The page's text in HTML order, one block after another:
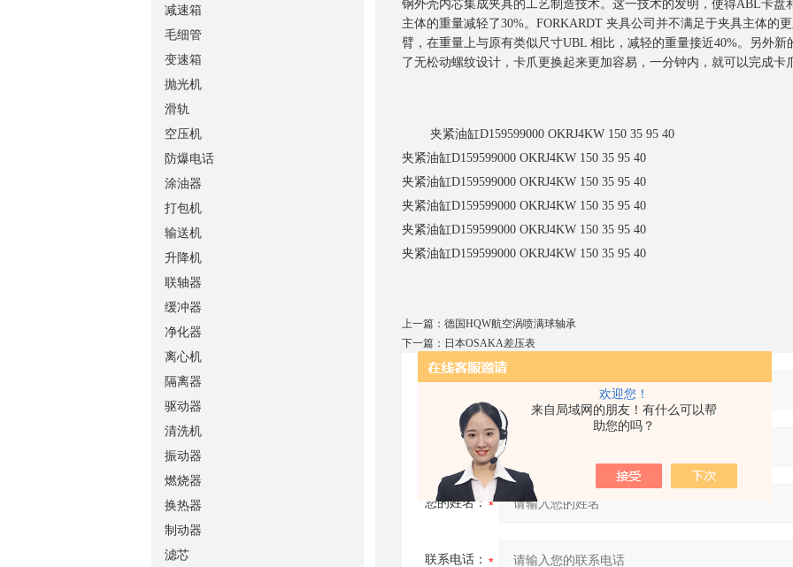
欢迎您！
来自局域网的朋友！有什么可以帮
助您的吗？
钢外壳内芯集成夹具的工艺制造技术。这一技术的发明，使得ABL卡
主体的重量减轻了30%。FORKARDT 夹具公司并不满足于夹具主体的
臂，在重量上与原有类似尺寸UBL 相比，减轻的重量接近40%。另外新
了无松动螺纹设计，卡爪更换起来更加容易，一分钟内，就可以完成卡
夹紧油缸D159599000 OKRJ4KW 150 35 95 40
夹紧油缸D159599000 OKRJ4KW 150 35 95 40
夹紧油缸D159599000 OKRJ4KW 150 35 95 40
夹紧油缸D159599000 OKRJ4KW 150 35 95 40
夹紧油缸D159599000 OKRJ4KW 150 35 95 40
夹紧油缸D159599000 OKRJ4KW 150 35 95 40
上一篇： 德国HQW航空涡喷满球轴承
下一篇： 日本OSAKA差压表
您的单位：
您的姓名：
联系电话：
减速箱
毛细管
变速箱
抛光机
滑轨
空压机
防爆电话
涂油器
打包机
输送机
升降机
联轴器
缓冲器
净化器
离心机
隔离器
驱动器
清洗机
振动器
燃烧器
换热器
制动器
滤芯